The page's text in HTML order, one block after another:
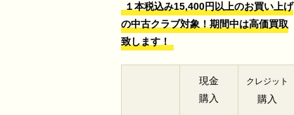
１本税込み15,400円以上のお買い上げ
の中古クラブ対象！期間中は高価買取
致します！
現金
購入
クレジット
購入